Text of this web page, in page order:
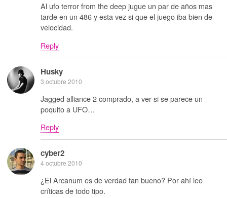
Al ufo terror from the deep jugue un par de años mas
tarde en un 486 y esta vez si que el juego iba bien de
velocidad.
Reply
Husky
3 octubre 2010
Jagged alliance 2 comprado, a ver si se parece un
poquito a UFO…
Reply
cyber2
4 octubre 2010
¿El Arcanum es de verdad tan bueno? Por ahí leo
críticas de todo tipo.